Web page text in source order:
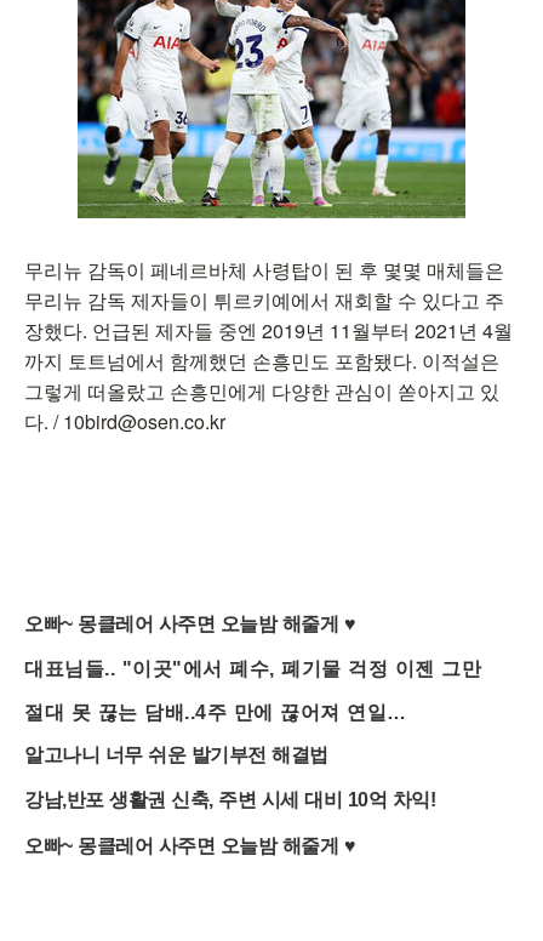
무리뉴 감독이 페네르바체 사령탑이 된 후 몇몇 매체들은
무리뉴 감독 제자들이 튀르키예에서 재회할 수 있다고 주
장했다. 언급된 제자들 중엔 2019년 11월부터 2021년 4월
까지 토트넘에서 함께했던 손흥민도 포함됐다. 이적설은
그렇게 떠올랐고 손흥민에게 다양한 관심이 쏟아지고 있
다. / 10bird@osen.co.kr